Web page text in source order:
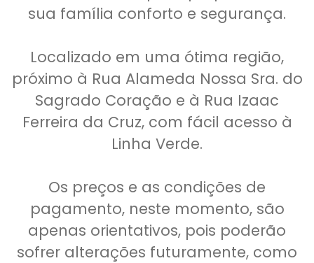
sua família conforto e segurança.
Localizado em uma ótima região,
próximo à Rua Alameda Nossa Sra. do
Sagrado Coração e à Rua Izaac
Ferreira da Cruz, com fácil acesso à
Linha Verde.
Os preços e as condições de
pagamento, neste momento, são
apenas orientativos, pois poderão
sofrer alterações futuramente, como